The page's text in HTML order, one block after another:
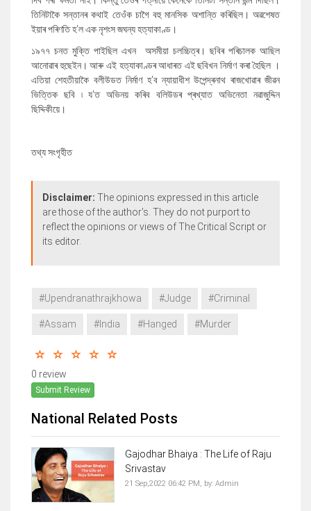
তিনিটাকৈ সন্তানৰ কথাই তেওঁক চাগৈ বহু মানসিক অশান্তি কৰিছিল। অৱশেষত
ইয়াৰ পৰিণতি হ'ল এক নৃশংস জঘন্য হত্যাকাণ্ড।
১৯৭৭ চনত মুক্তি পাইছিল এখন অসমীয়া চলচ্চিত্ৰ। ছবিৰ পৰিচালক আছিল
আনোৱাৰ হুছেইন। আৰু এই হত্যাকাণ্ডৰ আধাৰত এই ছবিখন নিৰ্মাণ কৰা হৈছিল ।
এতিয়া শেহতীয়াকৈ বলীউডত নিৰ্মাণ হ'ব ন্যায়াধীশ উপেন্দ্ৰনাথ ৰাজখোৱাৰ জীৱন
ভিত্তিক ছবি ৷ য'ত অভিনয় কৰিব বলিউডৰ প্ৰখ্যাত অভিনেতা‌ নৱাজুদ্দিন
ছিদ্দিকীয়ে।
তথ্য সংগৃহীত
Disclaimer: The opinions expressed in this article
are those of the author's. They do not purport to
reflect the opinions or views of The Critical Script or
its editor.
#Upendranathrajkhowa #Judge #Criminal
#Assam #India #Hanged #Murder
0 review
Submit Review
National Related Posts
Gajodhar Bhaiya : The Life of Raju
Srivastav
21 Sep,2022 06:42 PM, by: Admin